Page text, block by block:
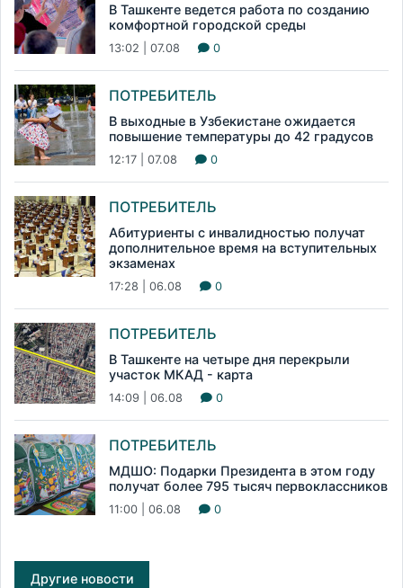
В Ташкенте ведется работа по созданию
комфортной городской среды
13:02 | 07.08 0
ПОТРЕБИТЕЛЬ
В выходные в Узбекистане ожидается
повышение температуры до 42 градусов
12:17 | 07.08 0
ПОТРЕБИТЕЛЬ
Абитуриенты с инвалидностью получат
дополнительное время на вступительных
экзаменах
17:28 | 06.08 0
ПОТРЕБИТЕЛЬ
В Ташкенте на четыре дня перекрыли
участок МКАД - карта
14:09 | 06.08 0
ПОТРЕБИТЕЛЬ
МДШО: Подарки Президента в этом году
получат более 795 тысяч первоклассников
11:00 | 06.08 0
Другие новости